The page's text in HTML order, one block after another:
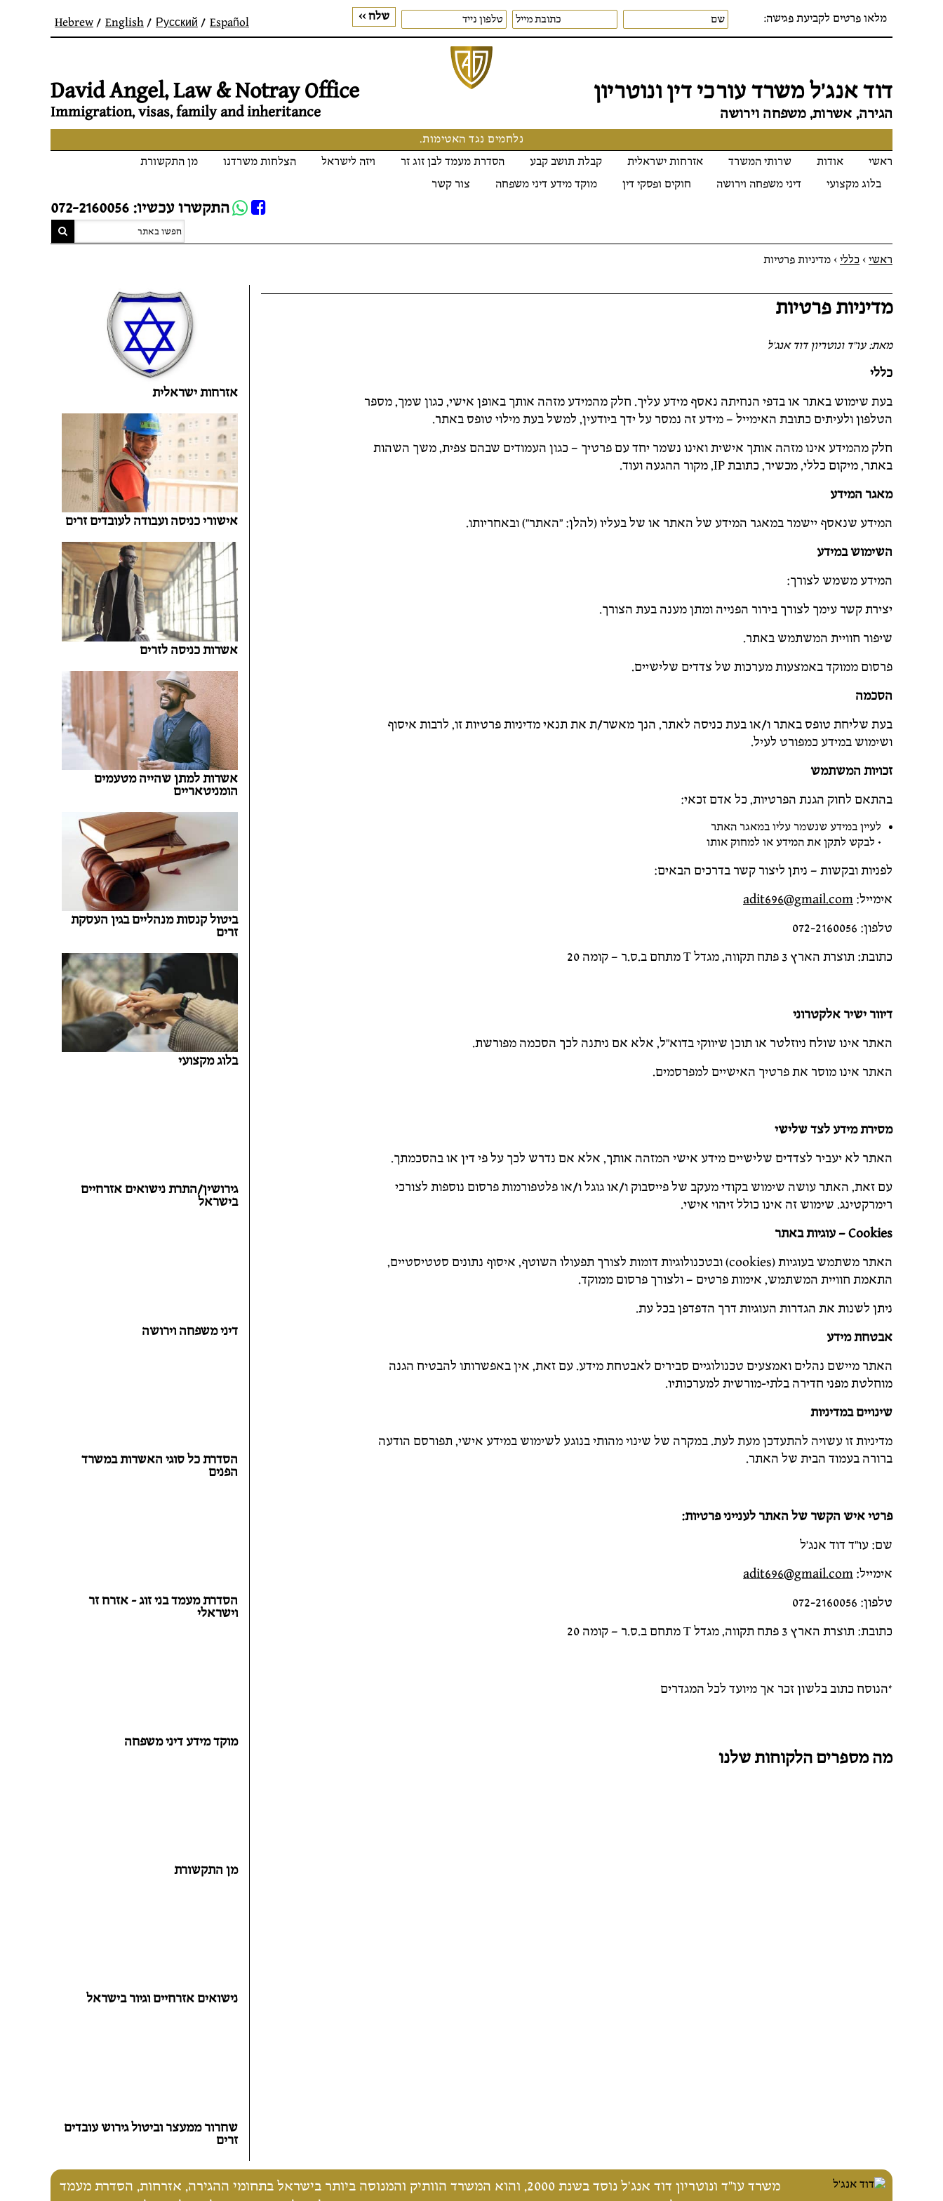
מלאו פרטים לקביעת פגישה: Hebrew English Русский Español
דוד אנג׳ל משרד עורכי דין ונוטריון
הגירה, אשרות, משפחה וירושה
David Angel, Law & Notray Office
Immigration, visas, family and inheritance
נלחמים נגד האטימות.
ראשי
אודות שרותי המשרד אזרחות ישראלית קבלת תושב קבע הסדרת מעמד לבן זוג זר ויזה לישראל הצלחות משרדנו
מן התקשורת
בלוג מקצועי
דיני משפחה וירושה חוקים ופסקי דין מוקד מידע דיני משפחה צור קשר
התקשרו עכשיו: 072-2160056
Whatsapp FB
ראשי > כללי > מדיניות פרטיות
מדיניות פרטיות
מאת: עו"ד ונוטריון דוד אנג'ל
כללי
בעת שימוש באתר או בדפי הנחיתה נאסף מידע עליך. חלק מהמידע מזהה אותך באופן אישי, כגון שמך, מספר
הטלפון ולעיתים כתובת האימייל – מידע זה נמסר על ידך ביודעין, למשל בעת מילוי טופס באתר.
חלק מהמידע אינו מזהה אותך אישית ואינו נשמר יחד עם פרטיך – כגון העמודים שבהם צפית, משך השהות
באתר, מיקום כללי, מכשיר, כתובת IP, מקור ההגעה ועוד.
מאגר המידע
המידע שנאסף יישמר במאגר המידע של האתר או של בעליו (להלן: "האתר") ובאחריותו.
השימוש במידע
המידע משמש לצורך:
יצירת קשר עימך לצורך בירור הפנייה ומתן מענה בעת הצורך.
שיפור חוויית המשתמש באתר.
פרסום ממוקד באמצעות מערכות של צדדים שלישיים.
הסכמה
בעת שליחת טופס באתר ו/או בעת כניסה לאתר, הנך מאשר/ת את תנאי מדיניות פרטיות זו, לרבות איסוף
ושימוש במידע כמפורט לעיל.
זכויות המשתמש
בהתאם לחוק הגנת הפרטיות, כל אדם זכאי:
לעיין במידע שנשמר עליו במאגר האתר
• לבקש לתקן את המידע או למחוק אותו
לפניות ובקשות – ניתן ליצור קשר בדרכים הבאים:
אימייל: adit696@gmail.com
טלפון: 072-2160056
כתובת: תוצרת הארץ 3 פתח תקווה, מגדל T מתחם ב.ס.ר – קומה 20
דיוור ישיר אלקטרוני
האתר אינו שולח ניוזלטר או תוכן שיווקי בדוא"ל, אלא אם ניתנה לכך הסכמה מפורשת.
האתר אינו מוסר את פרטיך האישיים למפרסמים.
מסירת מידע לצד שלישי
האתר לא יעביר לצדדים שלישיים מידע אישי המזהה אותך, אלא אם נדרש לכך על פי דין או בהסכמתך.
עם זאת, האתר עושה שימוש בקודי מעקב של פייסבוק ו/או גוגל ו/או פלטפורמות פרסום נוספות לצורכי
רימרקטינג. שימוש זה אינו כולל זיהוי אישי.
Cookies– עוגיות באתר
האתר משתמש בעוגיות (cookies) ובטכנולוגיות דומות לצורך תפעולו השוטף, איסוף נתונים סטטיסטיים,
התאמת חוויית המשתמש, אימות פרטים – ולצורך פרסום ממוקד.
ניתן לשנות את הגדרות העוגיות דרך הדפדפן בכל עת.
אבטחת מידע
האתר מיישם נהלים ואמצעים טכנולוגיים סבירים לאבטחת מידע. עם זאת, אין באפשרותו להבטיח הגנה
מוחלטת מפני חדירה בלתי-מורשית למערכותיו.
שינויים במדיניות
מדיניות זו עשויה להתעדכן מעת לעת. במקרה של שינוי מהותי בנוגע לשימוש במידע אישי, תפורסם הודעה
ברורה בעמוד הבית של האתר.
פרטי איש הקשר של האתר לענייני פרטיות:
שם: עו"ד דוד אנג'ל
אימייל: adit696@gmail.com
טלפון: 072-2160056
כתובת: תוצרת הארץ 3 פתח תקווה, מגדל T מתחם ב.ס.ר – קומה 20
*הנוסח כתוב בלשון זכר אך מיועד לכל המגדרים
מה מספרים הלקוחות שלנו
אזרחות ישראלית
אישורי כניסה ועבודה לעובדים זרים
אשרות כניסה לזרים
אשרות למתן שהייה מטעמים
הומניטאריים
ביטול קנסות מנהליים בגין העסקת
זרים
בלוג מקצועי
גירושין/התרת נישואים אזרחיים
בישראל
דיני משפחה וירושה
הסדרת כל סוגי האשרות במשרד
הפנים
הסדרת מעמד בני זוג - אזרח זר
וישראלי
מוקד מידע דיני משפחה
מן התקשורת
נישואים אזרחיים וגיור בישראל
שחרור ממעצר וביטול גירוש עובדים
זרים
משרד עו"ד ונוטריון דוד אנג'ל נוסד בשנת 2000, והוא המשרד הוותיק והמנוסה ביותר בישראל בתחומי ההגירה, אזרחות, הסדרת מעמד